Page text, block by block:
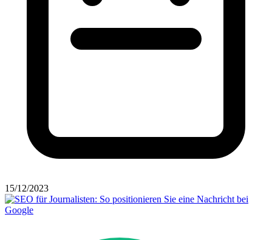
15/12/2023